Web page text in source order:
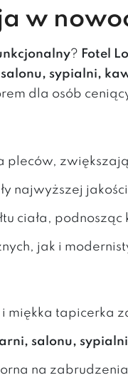
w
? Fotel
sypialni,
dla osób
najwyższej
ciała,
jak i
miękka tapicerka
salonu,
na